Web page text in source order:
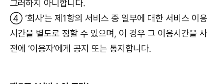
그러하지 아니합니다.
④ ‘회사’는 제1항의 서비스 중 일부에 대한 서비스 이용
시간을 별도로 정할 수 있으며, 이 경우 그 이용시간을 사
전에 ‘이용자’에게 공지 또는 통지합니다.